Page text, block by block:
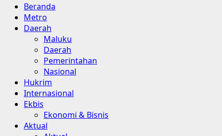
Primary
Menu
Beranda
Metro
Daerah
Maluku
Daerah
Pemerintahan
Nasional
Hukrim
Internasional
Ekbis
Ekonomi & Bisnis
Aktual